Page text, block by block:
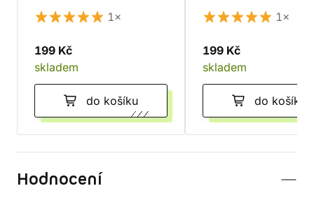
1×
199 Kč
skladem
do košíku
1×
199 Kč
skladem
do košíku
Hodnocení